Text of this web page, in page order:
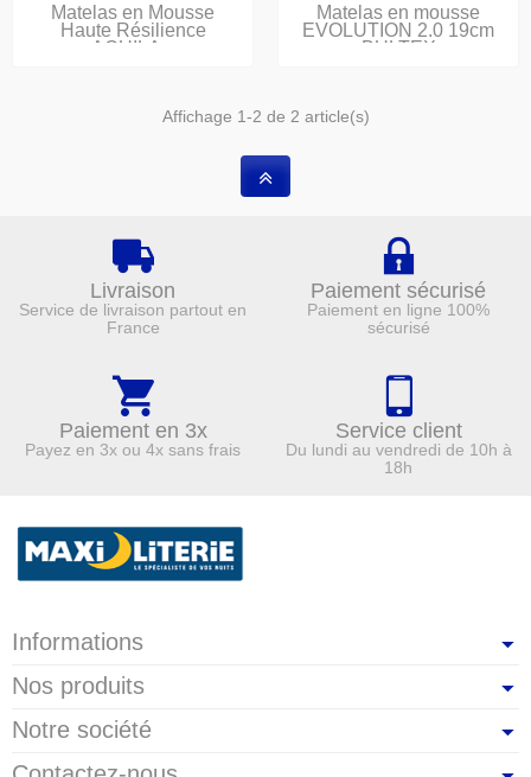
Matelas en Mousse
Haute Résilience
AQUILA...
Matelas en mousse
EVOLUTION 2.0 19cm
BULTEX
Affichage 1-2 de 2 article(s)
Livraison
Service de livraison partout en
France
Paiement sécurisé
Paiement en ligne 100%
sécurisé
Paiement en 3x
Payez en 3x ou 4x sans frais
Service client
Du lundi au vendredi de 10h à
18h
Informations
Nos produits
Notre société